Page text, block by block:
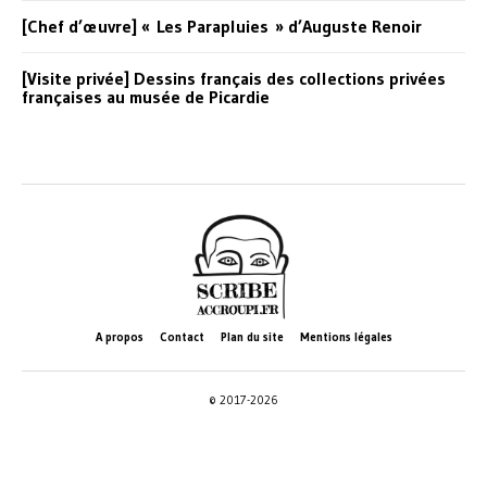
[Chef d’œuvre] « Les Parapluies » d’Auguste Renoir
[Visite privée] Dessins français des collections privées
françaises au musée de Picardie
A propos Contact Plan du site Mentions légales
© 2017-2026